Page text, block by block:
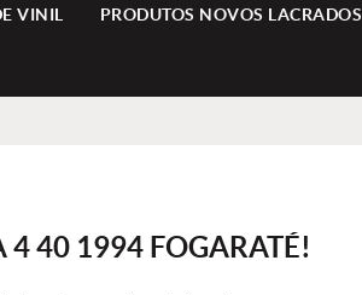
VINIL PRODUTOS NOVOS LACRADOS
4 40 1994 FOGARATÉ!